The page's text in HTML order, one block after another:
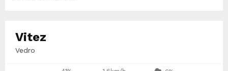
Vitez
Vedro